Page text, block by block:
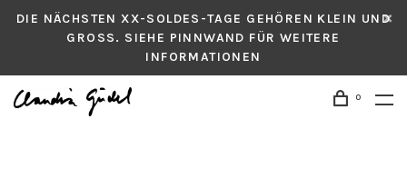
DIE NÄCHSTEN XX-SOLDES-TAGE GEHÖREN KLEIN UND
GROSS. SIEHE PINNWAND FÜR WEITERE
INFORMATIONEN
0